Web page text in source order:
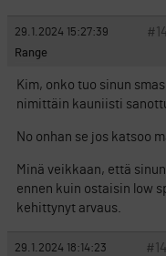
29.1.2024 15:27:39
Range
Kim, onko tuo sinun
nimittäin kauniisti
No onhan se jos katsoo
Minä veikkaan, että
ennen kuin ostaisin low
kehittynyt arvaus.
29.1.2024 18:14:23